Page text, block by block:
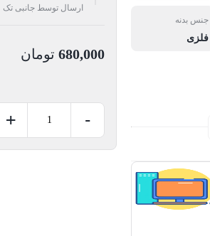
جنس بدنه
فلزی
ارسال توسط جانبی تک
680,000 تومان
USB
-
+